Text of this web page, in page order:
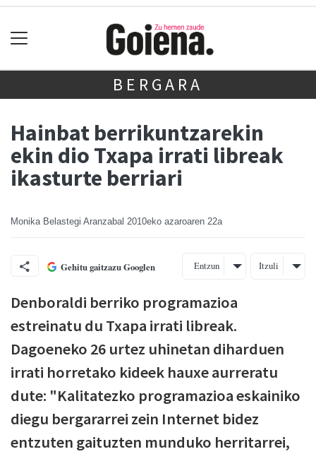
BERGARA
Hainbat berrikuntzarekin
ekin dio Txapa irrati libreak
ikasturte berriari
Monika Belastegi Aranzabal 2010eko azaroaren 22a
Gehitu gaitzazu Googlen Entzun Itzuli
Denboraldi berriko programazioa
estreinatu du Txapa irrati libreak.
Dagoeneko 26 urtez uhinetan diharduen
irrati horretako kideek hauxe aurreratu
dute: "Kalitatezko programazioa eskainiko
diegu bergararrei zein Internet bidez
entzuten gaituzten munduko herritarrei,